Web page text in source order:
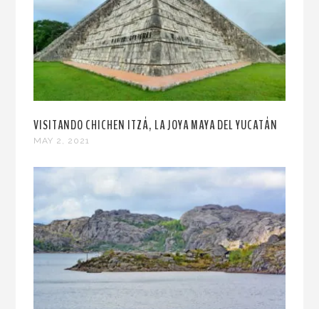
VISITANDO CHICHEN ITZÁ, LA JOYA MAYA DEL YUCATÁN
MAY 2, 2021